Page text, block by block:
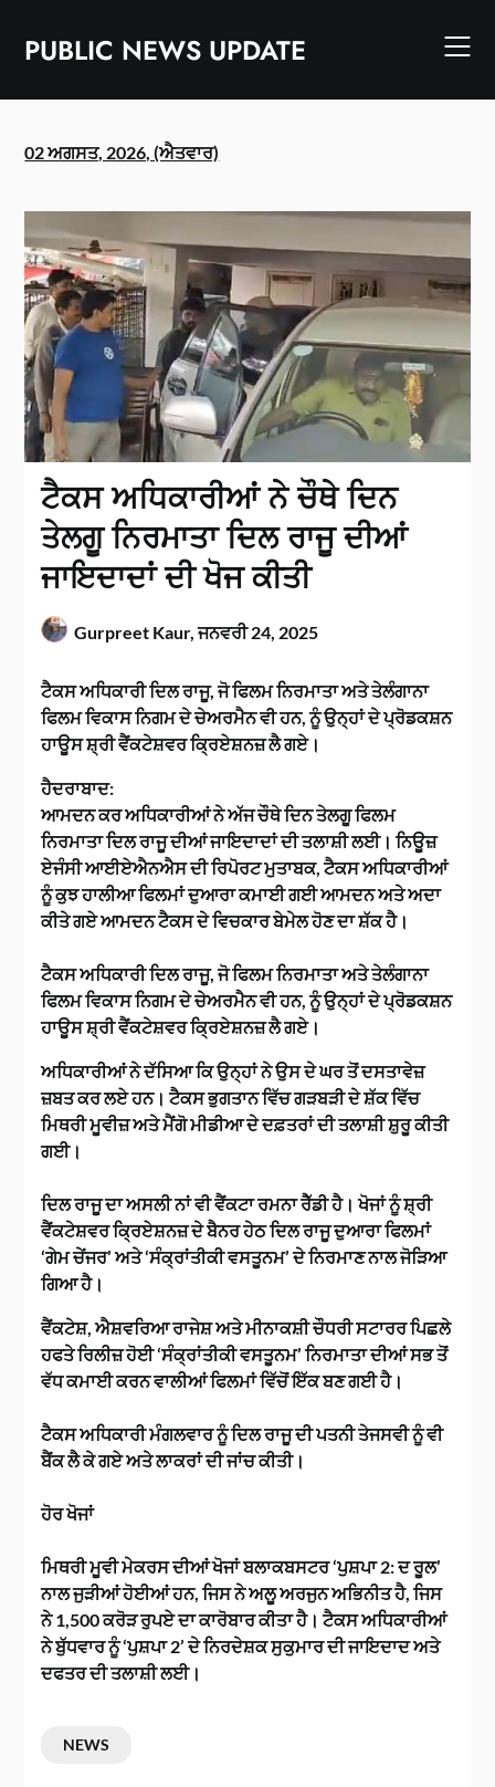
contentPUBLIC NEWS UPDATE
02 ਅਗਸਤ, 2026, (ਐਤਵਾਰ)
ਟੈਕਸ ਅਧਿਕਾਰੀਆਂ ਨੇ ਚੌਥੇ ਦਿਨ
ਤੇਲਗੂ ਨਿਰਮਾਤਾ ਦਿਲ ਰਾਜੂ ਦੀਆਂ
ਜਾਇਦਾਦਾਂ ਦੀ ਖੋਜ ਕੀਤੀ
Gurpreet Kaur,ਜਨਵਰੀ 24, 2025
ਟੈਕਸ ਅਧਿਕਾਰੀ ਦਿਲ ਰਾਜੂ, ਜੋ ਫਿਲਮ ਨਿਰਮਾਤਾ ਅਤੇ ਤੇਲੰਗਾਨਾ
ਫਿਲਮ ਵਿਕਾਸ ਨਿਗਮ ਦੇ ਚੇਅਰਮੈਨ ਵੀ ਹਨ, ਨੂੰ ਉਨ੍ਹਾਂ ਦੇ ਪ੍ਰੋਡਕਸ਼ਨ
ਹਾਊਸ ਸ਼੍ਰੀ ਵੈਂਕਟੇਸ਼ਵਰ ਕ੍ਰਿਏਸ਼ਨਜ਼ ਲੈ ਗਏ।
ਹੈਦਰਾਬਾਦ:
ਆਮਦਨ ਕਰ ਅਧਿਕਾਰੀਆਂ ਨੇ ਅੱਜ ਚੌਥੇ ਦਿਨ ਤੇਲਗੂ ਫਿਲਮ
ਨਿਰਮਾਤਾ ਦਿਲ ਰਾਜੂ ਦੀਆਂ ਜਾਇਦਾਦਾਂ ਦੀ ਤਲਾਸ਼ੀ ਲਈ। ਨਿਊਜ਼
ਏਜੰਸੀ ਆਈਏਐਨਐਸ ਦੀ ਰਿਪੋਰਟ ਮੁਤਾਬਕ, ਟੈਕਸ ਅਧਿਕਾਰੀਆਂ
ਨੂੰ ਕੁਝ ਹਾਲੀਆ ਫਿਲਮਾਂ ਦੁਆਰਾ ਕਮਾਈ ਗਈ ਆਮਦਨ ਅਤੇ ਅਦਾ
ਕੀਤੇ ਗਏ ਆਮਦਨ ਟੈਕਸ ਦੇ ਵਿਚਕਾਰ ਬੇਮੇਲ ਹੋਣ ਦਾ ਸ਼ੱਕ ਹੈ।
ਟੈਕਸ ਅਧਿਕਾਰੀ ਦਿਲ ਰਾਜੂ, ਜੋ ਫਿਲਮ ਨਿਰਮਾਤਾ ਅਤੇ ਤੇਲੰਗਾਨਾ
ਫਿਲਮ ਵਿਕਾਸ ਨਿਗਮ ਦੇ ਚੇਅਰਮੈਨ ਵੀ ਹਨ, ਨੂੰ ਉਨ੍ਹਾਂ ਦੇ ਪ੍ਰੋਡਕਸ਼ਨ
ਹਾਊਸ ਸ਼੍ਰੀ ਵੈਂਕਟੇਸ਼ਵਰ ਕ੍ਰਿਏਸ਼ਨਜ਼ ਲੈ ਗਏ।
ਅਧਿਕਾਰੀਆਂ ਨੇ ਦੱਸਿਆ ਕਿ ਉਨ੍ਹਾਂ ਨੇ ਉਸ ਦੇ ਘਰ ਤੋਂ ਦਸਤਾਵੇਜ਼
ਜ਼ਬਤ ਕਰ ਲਏ ਹਨ। ਟੈਕਸ ਭੁਗਤਾਨ ਵਿੱਚ ਗੜਬੜੀ ਦੇ ਸ਼ੱਕ ਵਿੱਚ
ਮਿਥਰੀ ਮੂਵੀਜ਼ ਅਤੇ ਮੈਂਗੋ ਮੀਡੀਆ ਦੇ ਦਫ਼ਤਰਾਂ ਦੀ ਤਲਾਸ਼ੀ ਸ਼ੁਰੂ ਕੀਤੀ
ਗਈ।
ਦਿਲ ਰਾਜੂ ਦਾ ਅਸਲੀ ਨਾਂ ਵੀ ਵੈਂਕਟਾ ਰਮਨਾ ਰੈੱਡੀ ਹੈ। ਖੋਜਾਂ ਨੂੰ ਸ਼੍ਰੀ
ਵੈਂਕਟੇਸ਼ਵਰ ਕ੍ਰਿਏਸ਼ਨਜ਼ ਦੇ ਬੈਨਰ ਹੇਠ ਦਿਲ ਰਾਜੂ ਦੁਆਰਾ ਫਿਲਮਾਂ
‘ਗੇਮ ਚੇਂਜਰ’ ਅਤੇ ‘ਸੰਕ੍ਰਾਂਤੀਕੀ ਵਸਤੂਨਮ’ ਦੇ ਨਿਰਮਾਣ ਨਾਲ ਜੋੜਿਆ
ਗਿਆ ਹੈ।
ਵੈਂਕਟੇਸ਼, ਐਸ਼ਵਰਿਆ ਰਾਜੇਸ਼ ਅਤੇ ਮੀਨਾਕਸ਼ੀ ਚੌਧਰੀ ਸਟਾਰਰ ਪਿਛਲੇ
ਹਫਤੇ ਰਿਲੀਜ਼ ਹੋਈ ‘ਸੰਕ੍ਰਾਂਤੀਕੀ ਵਸਤੂਨਮ’ ਨਿਰਮਾਤਾ ਦੀਆਂ ਸਭ ਤੋਂ
ਵੱਧ ਕਮਾਈ ਕਰਨ ਵਾਲੀਆਂ ਫਿਲਮਾਂ ਵਿੱਚੋਂ ਇੱਕ ਬਣ ਗਈ ਹੈ।
ਟੈਕਸ ਅਧਿਕਾਰੀ ਮੰਗਲਵਾਰ ਨੂੰ ਦਿਲ ਰਾਜੂ ਦੀ ਪਤਨੀ ਤੇਜਸਵੀ ਨੂੰ ਵੀ
ਬੈਂਕ ਲੈ ਕੇ ਗਏ ਅਤੇ ਲਾਕਰਾਂ ਦੀ ਜਾਂਚ ਕੀਤੀ।
ਹੋਰ ਖੋਜਾਂ
ਮਿਥਰੀ ਮੂਵੀ ਮੇਕਰਸ ਦੀਆਂ ਖੋਜਾਂ ਬਲਾਕਬਸਟਰ ‘ਪੁਸ਼ਪਾ 2: ਦ ਰੂਲ’
ਨਾਲ ਜੁੜੀਆਂ ਹੋਈਆਂ ਹਨ, ਜਿਸ ਨੇ ਅਲੂ ਅਰਜੁਨ ਅਭਿਨੀਤ ਹੈ, ਜਿਸ
ਨੇ 1,500 ਕਰੋੜ ਰੁਪਏ ਦਾ ਕਾਰੋਬਾਰ ਕੀਤਾ ਹੈ। ਟੈਕਸ ਅਧਿਕਾਰੀਆਂ
ਨੇ ਬੁੱਧਵਾਰ ਨੂੰ ‘ਪੁਸ਼ਪਾ 2’ ਦੇ ਨਿਰਦੇਸ਼ਕ ਸੁਕੁਮਾਰ ਦੀ ਜਾਇਦਾਦ ਅਤੇ
ਦਫਤਰ ਦੀ ਤਲਾਸ਼ੀ ਲਈ।
NEWS